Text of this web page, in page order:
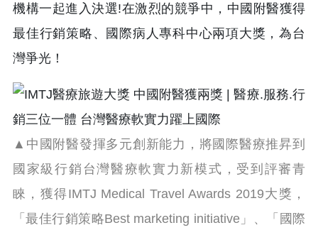
機構一起進入決選!在激烈的競爭中，中國附醫獲得
最佳行銷策略、國際病人專科中心兩項大獎，為台
灣爭光！
▲中國附醫發揮多元創新能力，將國際醫療推昇到
國家級行銷台灣醫療軟實力新模式，受到評審青
睞，獲得IMTJ Medical Travel Awards 2019大獎，
「最佳行銷策略Best marketing initiative」、「國際